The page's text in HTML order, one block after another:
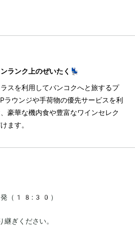
ランク上のぜいたく💺
スを利用してバンコクへと旅するプ
ラウンジや手荷物の優先サービスを利
豪華な機内食や豊富なワインセレク
ます。
発（18:30）
継ぎください。